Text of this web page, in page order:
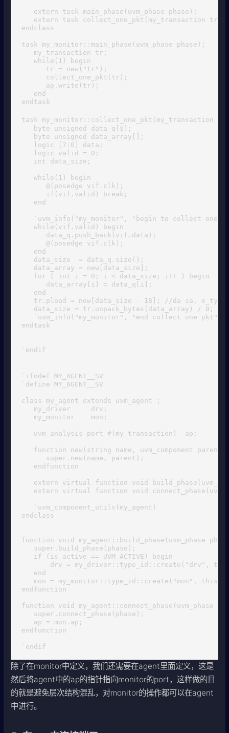
   extern task main_phase(uvm_phase phase);
   extern task collect_one_pkt(my_transaction tr);
endclass
task my_monitor::main_phase(uvm_phase phase);
   my_transaction tr;
   while(1) begin
      tr = new("tr");
      collect_one_pkt(tr);
      ap.write(tr);
   end
endtask
task my_monitor::collect_one_pkt(my_transaction tr);  //
   byte unsigned data_q[$];
   byte unsigned data_array[];
   logic [7:0] data;
   logic valid = 0;
   int data_size;
   while(1) begin
      @(posedge vif.clk);
      if(vif.valid) break;
   end
`uvm_info("my_monitor", "begin to collect one
   while(vif.valid) begin
      data_q.push_back(vif.data);
      @(posedge vif.clk);
   end
   data_size  = data_q.size();
   data_array = new[data_size];
   for ( int i = 0; i < data_size; i++ ) begin
      data_array[i] = data_q[i];
   end
tr.pload = new[data_size - 18]; //da sa,
   data_size = tr.unpack_bytes(data_array) / 8;
`uvm_info("my_monitor", "end collect one pkt",
endtask
`endif
`ifndef MY_AGENT__SV
`define MY_AGENT__SV
class my_agent extends uvm_agent ;
   my_driver     drv;
   my_monitor    mon;
   uvm_analysis_port #(my_transaction)  ap;
function new(string name, uvm_component
      super.new(name, parent);
   endfunction
extern virtual function void
extern virtual function void
   `uvm_component_utils(my_agent)
endclass
function void my_agent::build_phase(uvm_phase
   super.build_phase(phase);
   if (is_active == UVM_ACTIVE) begin
drv = my_driver::type_id::create("drv",
   end
   mon = my_monitor::type_id::create("mon", this);
endfunction
function void my_agent::connect_phase(uvm_phase
   super.connect_phase(phase);
   ap = mon.ap;
endfunction
`endif
除了在monitor中定义，我们还需要在agent里面定义，这是
然后将agent中的ap的指针指向monitor的port，这样做的目
的就是避免层次结构混乱，对monitor的操作都可以在agent
中进行。